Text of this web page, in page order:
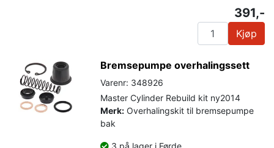
391,-
Kjøp
Bremsepumpe overhalingssett
Varenr: 348926
Master Cylinder Rebuild kit ny2014
Merk: Overhalingskit til bremsepumpe
bak
3 på lager i Førde